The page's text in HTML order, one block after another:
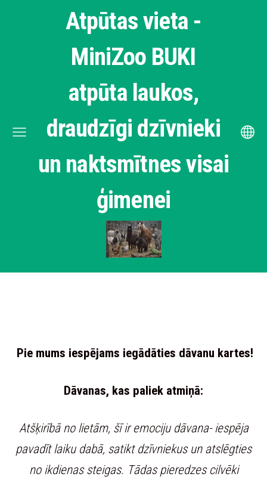
Atpūtas vieta -
MiniZoo BUKI
atpūta laukos,
draudzīgi dzīvnieki
un naktsmītnes visai
ģimenei
Pie mums iespējams iegādāties dāvanu kartes!
Dāvanas, kas paliek atmiņā:
Atšķirībā no lietām, šī ir emociju dāvana- iespēja
pavadīt laiku dabā, satikt dzīvniekus un atslēgties
no ikdienas steigas. Tādas pieredzes cilvēki